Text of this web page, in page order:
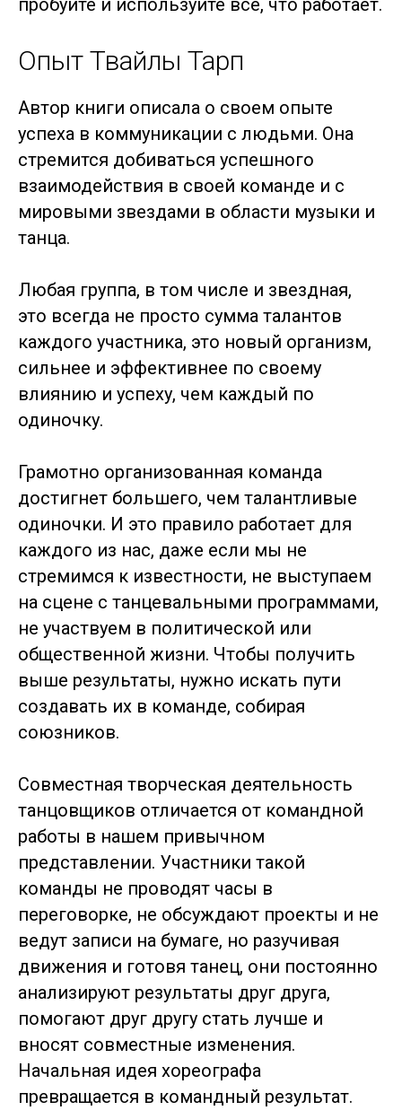
пробуйте и используйте все, что работает.
Опыт Твайлы Тарп
Автор книги описала о своем опыте
успеха в коммуникации с людьми. Она
стремится добиваться успешного
взаимодействия в своей команде и с
мировыми звездами в области музыки и
танца.
Любая группа, в том числе и звездная,
это всегда не просто сумма талантов
каждого участника, это новый организм,
сильнее и эффективнее по своему
влиянию и успеху, чем каждый по
одиночку.
Грамотно организованная команда
достигнет большего, чем талантливые
одиночки. И это правило работает для
каждого из нас, даже если мы не
стремимся к известности, не выступаем
на сцене с танцевальными программами,
не участвуем в политической или
общественной жизни. Чтобы получить
выше результаты, нужно искать пути
создавать их в команде, собирая
союзников.
Совместная творческая деятельность
танцовщиков отличается от командной
работы в нашем привычном
представлении. Участники такой
команды не проводят часы в
переговорке, не обсуждают проекты и не
ведут записи на бумаге, но разучивая
движения и готовя танец, они постоянно
анализируют результаты друг друга,
помогают друг другу стать лучше и
вносят совместные изменения.
Начальная идея хореографа
превращается в командный результат.